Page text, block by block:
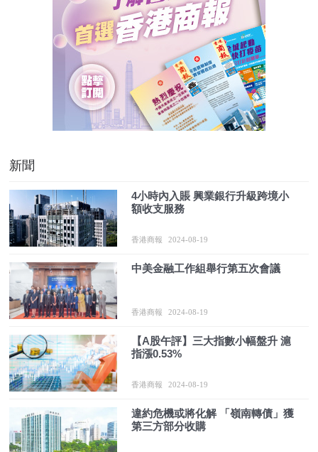
新聞
4小時內入賬 興業銀行升級跨境小
額收支服務
香港商報 2024-08-19
中美金融工作組舉行第五次會議
香港商報 2024-08-19
【A股午評】三大指數小幅盤升 滬
指漲0.53%
香港商報 2024-08-19
違約危機或將化解 「嶺南轉債」獲
第三方部分收購